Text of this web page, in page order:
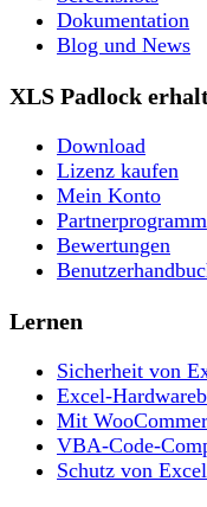
Dokumentation
Blog und News
XLS Padlock
Download
Lizenz kaufen
Mein Konto
Partnerprogramm
Bewertungen
Lernen
Sicherheit von
Excel-
Mit
VBA-Code-
Schutz von